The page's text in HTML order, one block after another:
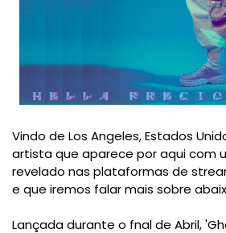
Vindo de Los Angeles, Estados
artista que aparece por aqui com
revelado nas plataformas de
e que iremos falar mais sobre
Lançada durante o fnal de Abril,